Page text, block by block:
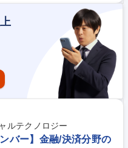
一気通貫で対応しており、オン
を扱っています。 エンジニアが
として活躍できる人材を継続
＞【金融
藤忠商事G＞
ルテクノロジー
バー】金融/決済分野の